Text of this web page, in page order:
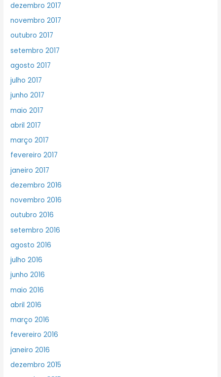
dezembro 2017
novembro 2017
outubro 2017
setembro 2017
agosto 2017
julho 2017
junho 2017
maio 2017
abril 2017
março 2017
fevereiro 2017
janeiro 2017
dezembro 2016
novembro 2016
outubro 2016
setembro 2016
agosto 2016
julho 2016
junho 2016
maio 2016
abril 2016
março 2016
fevereiro 2016
janeiro 2016
dezembro 2015